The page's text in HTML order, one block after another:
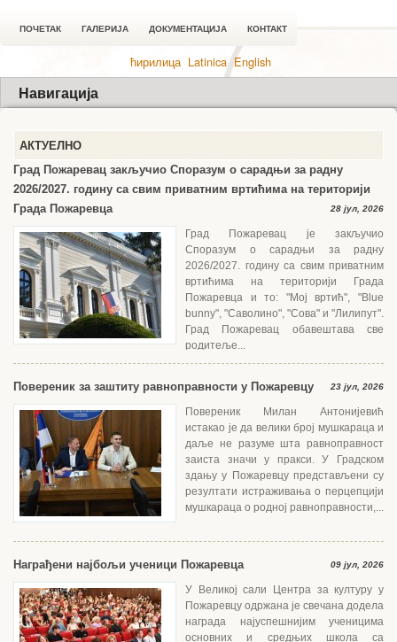
ПОЧЕТАК ГАЛЕРИЈА ДОКУМЕНТАЦИЈА КОНТАКТ
ћирилица Latinica English
Навигација
АКТУЕЛНО
Град Пожаревац закључио Споразум о сарадњи за радну
2026/2027. годину са свим приватним вртићима на територији
Града Пожаревца
28 јул, 2026
Град Пожаревац је закључио
Споразум о сарадњи за радну
2026/2027. годину са свим приватним
вртићима на територији Града
Пожаревца и то: "Мој вртић", "Blue
bunny", "Саволино", "Сова" и "Лилипут".
Град Пожаревац обавештава све
родитеље...
Повереник за заштиту равноправности у Пожаревцу 23 јул, 2026
Повереник Милан Антонијевић
истакао је да велики број мушкараца и
даље не разуме шта равноправност
заиста значи у пракси. У Градском
здању у Пожаревцу представљени су
резултати истраживања о перцепцији
мушкараца о родној равноправности,...
Награђени најбољи ученици Пожаревца 09 јул, 2026
У Великој сали Центра за културу у
Пожаревцу одржана је свечана додела
награда најуспешнијим ученицима
основних и средњих школа са